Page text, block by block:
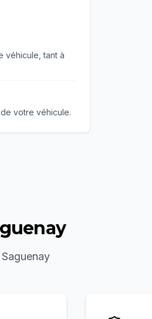
véhicule, tant à
votre véhicule.
Saguenay